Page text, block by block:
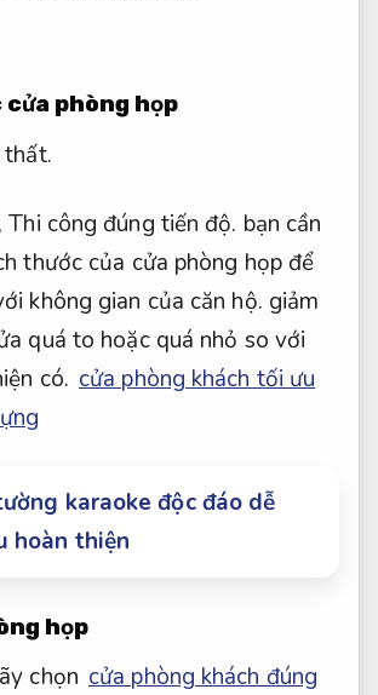
phòng họp
Thi công đúng tiến độ. bạn cần
thước của cửa phòng họp để
không gian của căn hộ. giảm
quá to hoặc quá nhỏ so với
có. cửa phòng khách tối ưu
karaoke độc đáo dễ
hoàn thiện
họp
chọn cửa phòng khách đúng